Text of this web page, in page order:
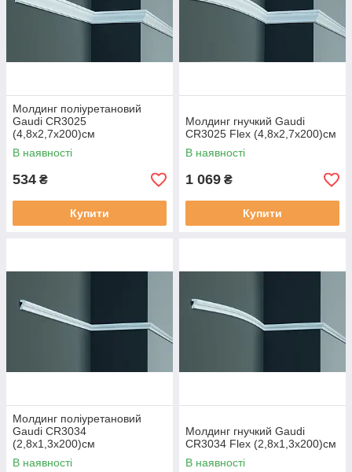
Молдинг поліуретановий
Gaudi CR3025
(4,8х2,7x200)см
В наявності
534 ₴
Купити
Молдинг гнучкий Gaudi
CR3025 Flex (4,8х2,7x200)см
В наявності
1 069 ₴
Купити
Молдинг поліуретановий
Gaudi CR3034
(2,8х1,3x200)см
В наявності
Молдинг гнучкий Gaudi
CR3034 Flex (2,8х1,3x200)см
В наявності